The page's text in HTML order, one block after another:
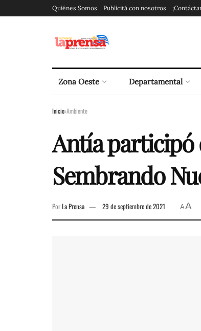
Quiénes Somos Publicitá con nosotros
Zona Oeste Departamental
Inicio Ambiente
Antía participó
Sembrando
PorLa Prensa 29 de septiembre de 2021 AA